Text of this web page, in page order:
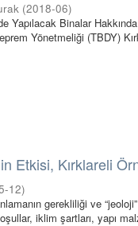
(2018-06)
Yapılacak Binalar
Yönetmeliği (TBDY)
Etkisi, Kırklareli
12)
gerekliliği ve
iklim şartları, yapı